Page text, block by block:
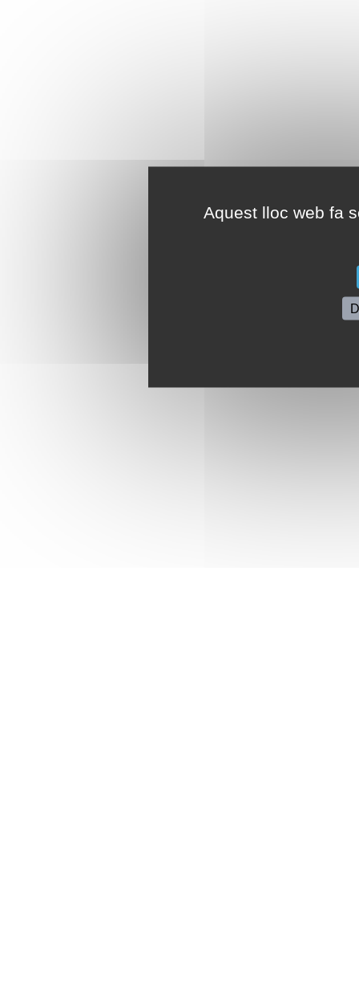
Aquest lloc web fa